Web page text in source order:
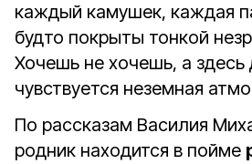
каждый камушек, каждая
будто покрыты тонкой
Хочешь не хочешь, а здесь
чувствуется неземная
По рассказам Василия
родник находится в пойме